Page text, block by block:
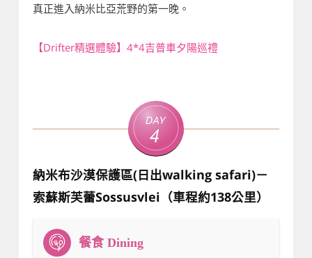
真正進入納米比亞荒野的第一晚。
【Drifter精選體驗】4*4吉普車夕陽巡禮
Day
4
納米布沙漠保護區(日出walking safari)－
索蘇斯芙蕾Sossusvlei（車程約138公里）